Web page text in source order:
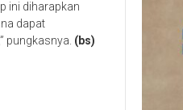
ini diharapkan
dapat
pungkasnya. (bs)